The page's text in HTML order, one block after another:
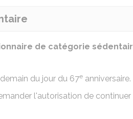
de catégorie
du jour du 67e anniversaire.
l'autorisation de continuer